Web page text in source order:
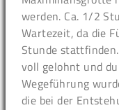
werden. Ca. 1/2
Wartezeit, da die
Stunde
voll gelohnt und
Wegeführung
die bei der